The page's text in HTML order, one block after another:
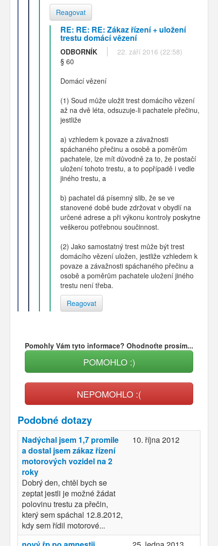
Reagovat
RE: RE: RE: Zákaz řízení + uložení
trestu domácí vězení
ODBORNÍK
22. září 2016 (22:58)
§ 60
Domácí vězení
(1) Soud může uložit trest domácího vězení
až na dvě léta, odsuzuje-li pachatele přečinu,
jestliže
a) vzhledem k povaze a závažnosti
spáchaného přečinu a osobě a poměrům
pachatele, lze mít důvodně za to, že postačí
uložení tohoto trestu, a to popřípadě i vedle
jiného trestu, a
b) pachatel dá písemný slib, že se ve
stanovené době bude zdržovat v obydlí na
určené adrese a při výkonu kontroly poskytne
veškerou potřebnou součinnost.
(2) Jako samostatný trest může být trest
domácího vězení uložen, jestliže vzhledem k
povaze a závažnosti spáchaného přečinu a
osobě a poměrům pachatele uložení jiného
trestu není třeba.
Reagovat
Pomohly Vám tyto informace? Ohodnoťte prosím...
POMOHLO :)
NEPOMOHLO :(
Podobné dotazy
Nadýchal jsem 1,7 promile
a dostal jsem zákaz řízení
motorových vozidel na 2
roky
Dobrý den, chtěl bych se
zeptat jestli je možné žádat
polovinu trestu za přečin,
který sem spáchal 12.8.2012,
kdy sem řídil motorové...
10. října 2012